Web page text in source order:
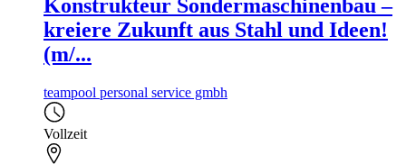
Konstrukteur Sondermaschinenbau –
kreiere Zukunft aus Stahl und Ideen!
(m/...
teampool personal service gmbh
Vollzeit